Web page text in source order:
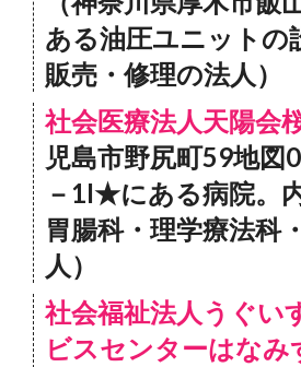
ある油圧ユニットの
販売・修理の法人）
社会医療法人天陽会
児島市野尻町59地図
－1I★にある病院。
胃腸科・理学療法科
人）
社会福祉法人うぐい
ビスセンターはなみ